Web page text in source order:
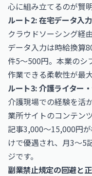
心に組み立てるのが賢明
ルート2: 在宅データ入
クラウドソーシング経
データ入力は時給換算
件5〜500円。本業のシ
作業できる柔軟性が最
ルート3: 介護ライター
介護現場での経験を活
業所サイトのコンテン
記事3,000〜15,000円
けで優遇され、月3〜5
ジです。
副業禁止規定の回避と